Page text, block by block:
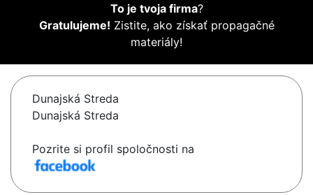
To je tvoja firma?
Gratulujeme! Zistite, ako získať propagačné
materiály!
Dunajská Streda
Dunajská Streda
Pozrite si profil spoločnosti na